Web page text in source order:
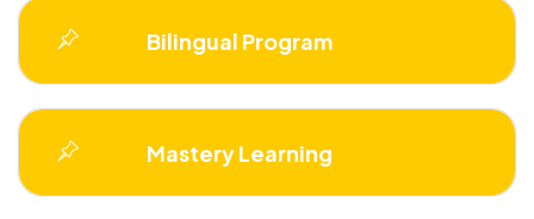
Bilingual Program
Mastery Learning